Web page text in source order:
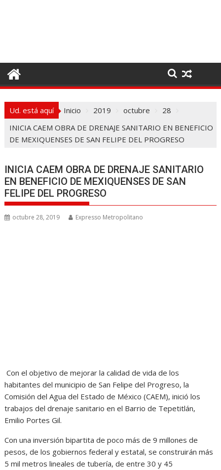
o
t
Ud. está aquí Inicio 2019 octubre
28
INICIA CAEM OBRA DE DRENAJE SANITARIO EN BENEFICIO
DE MEXIQUENSES DE SAN FELIPE DEL PROGRESO
INICIA CAEM OBRA DE DRENAJE SANITARIO
EN BENEFICIO DE MEXIQUENSES DE SAN
FELIPE DEL PROGRESO
octubre 28, 2019 Expresso Metropolitano
Con el objetivo de mejorar la calidad de vida de los
habitantes del municipio de San Felipe del Progreso, la
Comisión del Agua del Estado de México (CAEM), inició los
trabajos del drenaje sanitario en el Barrio de Tepetitlán,
Emilio Portes Gil.
Con una inversión bipartita de poco más de 9 millones de
pesos, de los gobiernos federal y estatal, se construirán más
5 mil metros lineales de tubería, de entre 30 y 45